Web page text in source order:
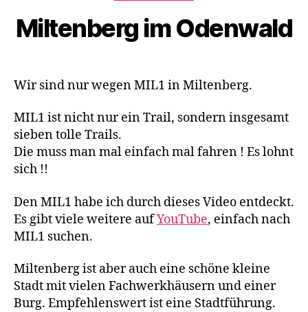
T
B
f
z
Miltenberg im Odenwald
Wir sind nur wegen MIL1 in Miltenberg.
MIL1 ist nicht nur ein Trail, sondern insgesamt
sieben tolle Trails.
Die muss man mal einfach mal fahren ! Es lohnt
sich !!
Den MIL1 habe ich durch dieses Video entdeckt.
Es gibt viele weitere aufYouTube, einfach nach
MIL1 suchen.
Miltenberg ist aber auch eine schöne kleine
Stadt mit vielen Fachwerkhäusern und einer
Burg. Empfehlenswert ist eine Stadtführung.